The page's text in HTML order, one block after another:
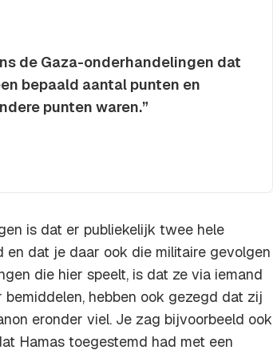
de Gaza-onderhandelingen dat
bepaald aantal punten en
punten waren.”
is dat er publiekelijk twee hele
dat je daar ook die militaire gevolgen
die hier speelt, is dat ze via iemand
hebben ook gezegd dat zij
eronder viel. Je zag bijvoorbeeld ook
Hamas toegestemd had met een